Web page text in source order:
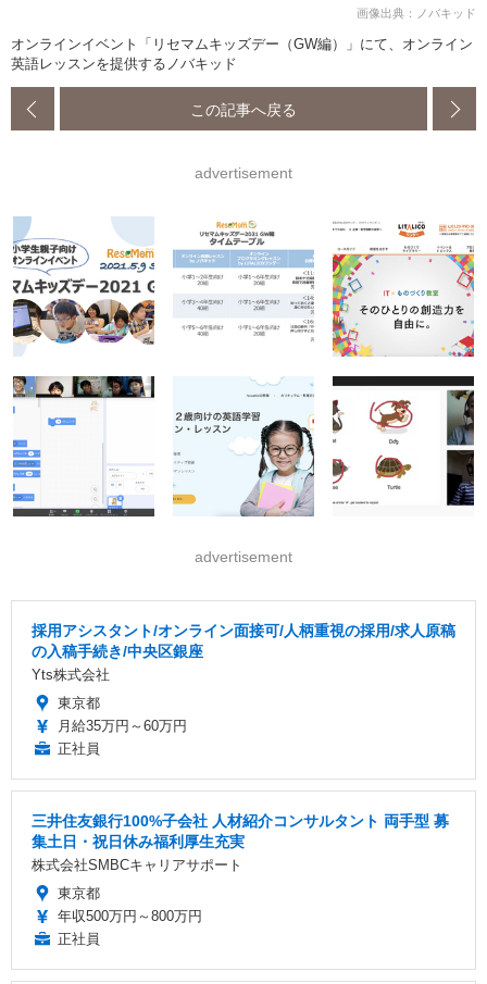
画像出典：ノバキッド
オンラインイベント「リセマムキッズデー（GW編）」にて、オンライン
英語レッスンを提供するノバキッド
この記事へ戻る
advertisement
advertisement
採用アシスタント/オンライン面接可/人柄重視の採用/求人原稿
の入稿手続き/中央区銀座
Yts株式会社
東京都
月給35万円～60万円
正社員
三井住友銀行100%子会社 人材紹介コンサルタント 両手型 募
集土日・祝日休み福利厚生充実
株式会社SMBCキャリアサポート
東京都
年収500万円～800万円
正社員